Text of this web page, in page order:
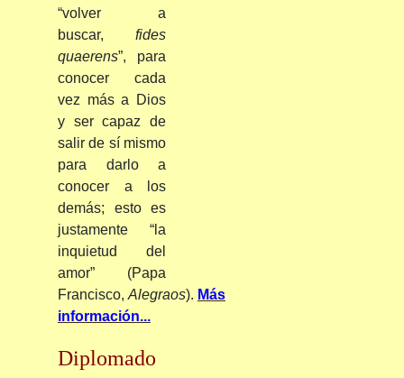
“volver a
buscar, fides
quaerens”, para
conocer cada
vez más a Dios
y ser capaz de
salir de sí mismo
para darlo a
conocer a los
demás; esto es
justamente “la
inquietud del
amor” (Papa
Francisco, Alegraos). Más
información...
Diplomado